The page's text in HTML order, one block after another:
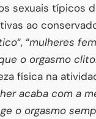
sexuais típicos
ao
“, “mulheres
o orgasmo
física na
acaba com a
o orgasmo